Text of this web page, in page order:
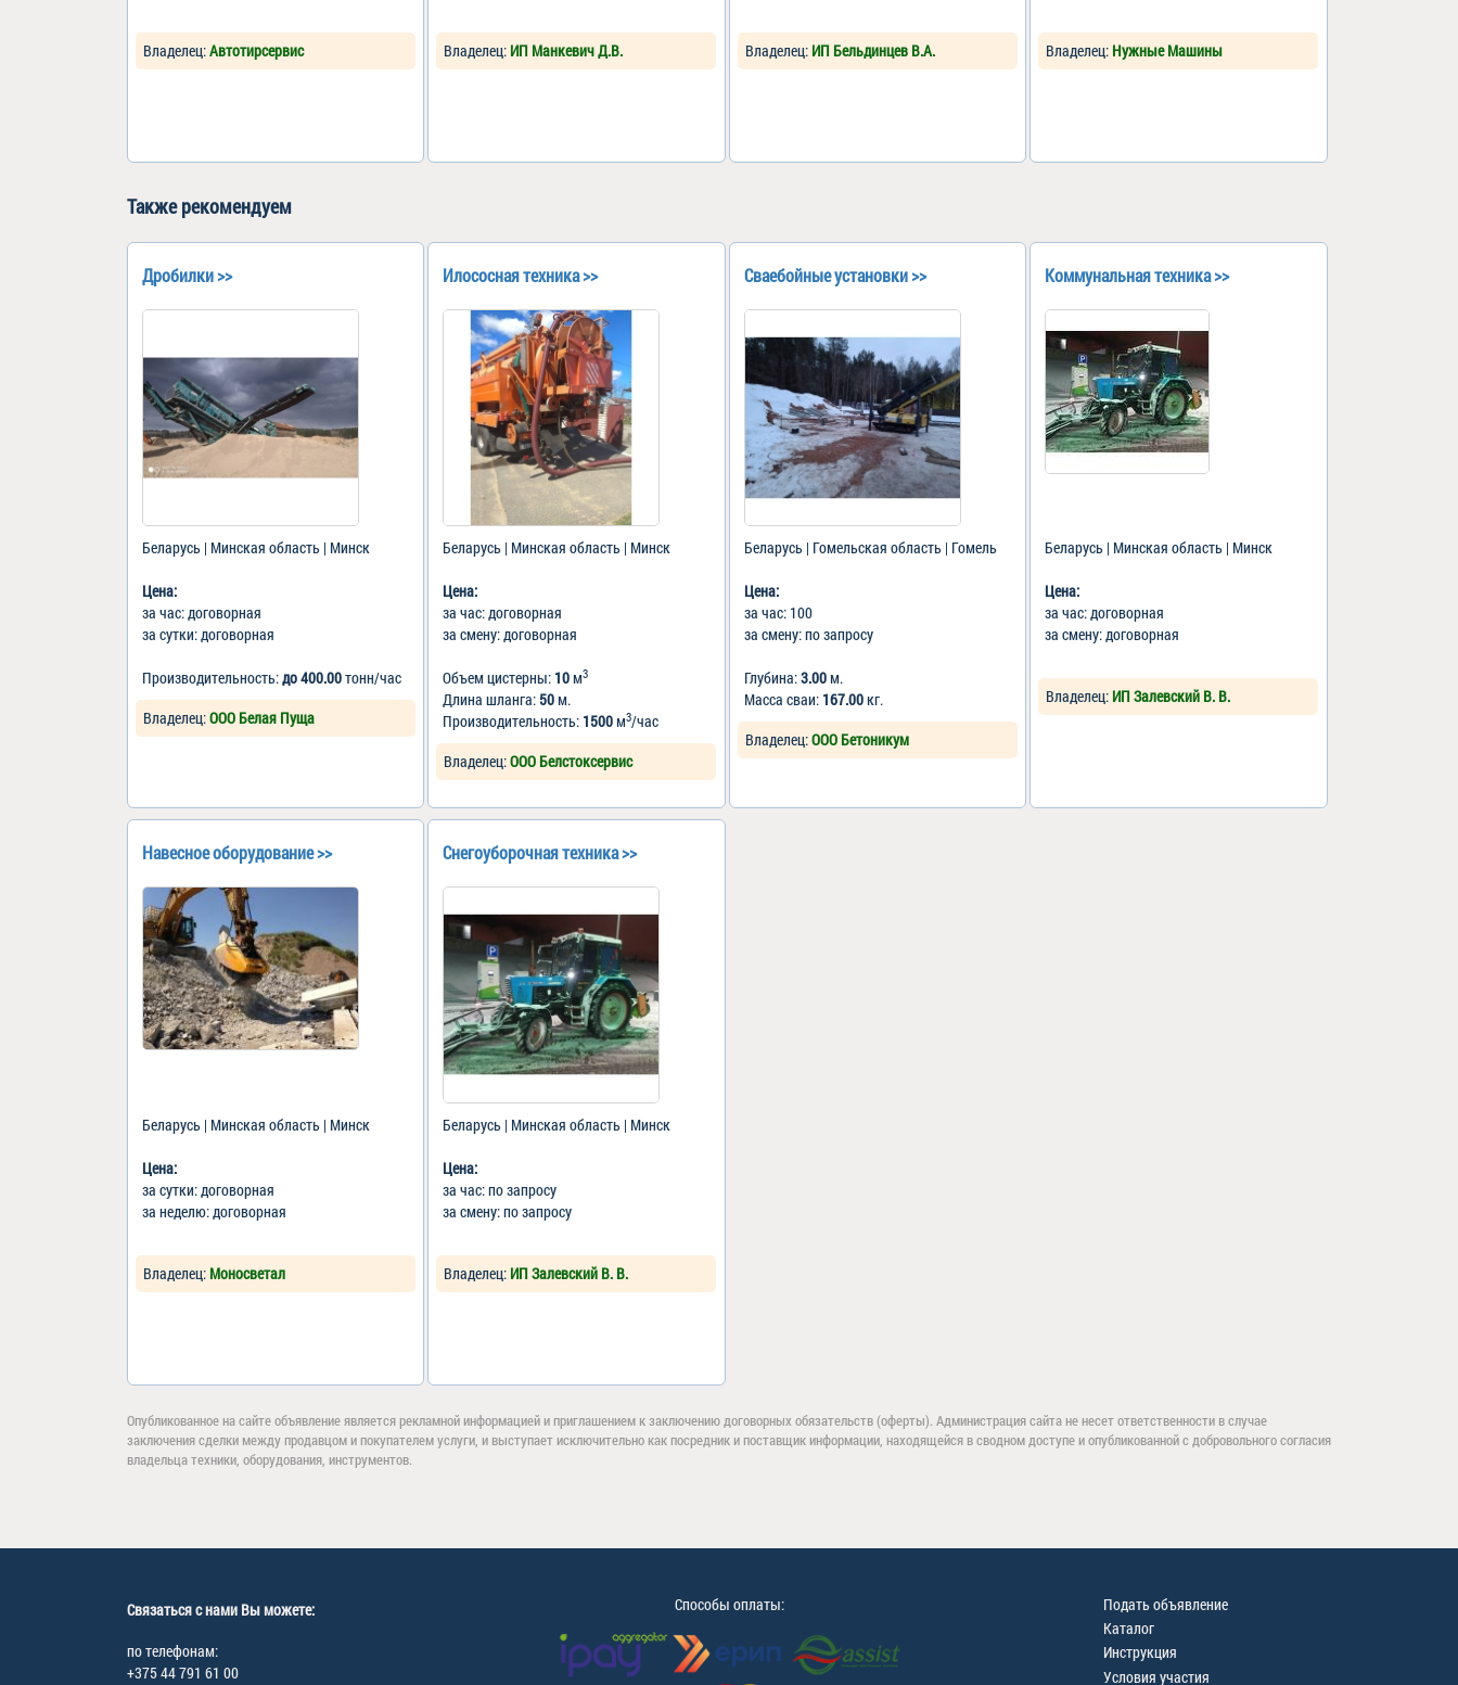
Владелец:Автотирсервис Владелец: ИП Манкевич Д.В. Владелец: ИП Бельдинцев В.А. Владелец: Нужные Машины
Также рекомендуем
Дробилки >>
Беларусь | Минская область | Минск
Цена:
за час: договорная
за сутки: договорная
Производительность:до 400.00тонн/час
Владелец:ООО Белая Пуща
Илососная техника >>
Беларусь | Минская область | Минск
Цена:
за час: договорная
за смену: договорная
Объем цистерны: 10м3
Длина шланга: 50м.
Производительность: 1500м3/час
Владелец:ООО Белстоксервис
Сваебойные установки >>
Беларусь | Гомельская область | Гомель
Цена:
за час: 100
за смену: по запросу
Глубина:3.00м.
Масса сваи: 167.00кг.
Владелец:ООО Бетоникум
Коммунальная техника >>
Беларусь | Минская область | Минск
Цена:
за час: договорная
за смену: договорная
Владелец: ИП Залевский В. В.
Навесное оборудование >>
Беларусь | Минская область | Минск
Цена:
за сутки: договорная
за неделю: договорная
Владелец: Моносветал
Снегоуборочная техника >>
Беларусь | Минская область | Минск
Цена:
за час: по запросу
за смену: по запросу
Владелец: ИП Залевский В. В.
Опубликованное на сайте объявление является рекламной информацией и приглашением к заключению договорных обязательств (оферты). Администрация сайта не несет ответственности в случае
заключения сделки между продавцом и покупателем услуги, и выступает исключительно как посредник и поставщик информации, находящейся в сводном доступе и опубликованной с добровольного согласия
владельца техники, оборудования, инструментов.
Связаться с нами Вы можете:
по телефонам:
+375 44 791 61 00
Способы оплаты:
Подать объявление
Каталог
Инструкция
Условия участия